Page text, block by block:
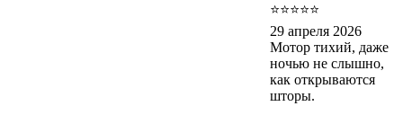
⭐⭐⭐⭐⭐
29 апреля 2026
Мотор тихий, даже
ночью не слышно,
как открываются
шторы.